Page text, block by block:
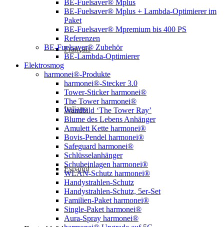
Français
Italiano
Español
BE-Fuelsaver® Mplus
BE-Fuelsaver® Mplus + Lambda-Optimierer im
Paket
BE-Fuelsaver® Mpremium bis 400 PS
Referenzen
BE-Fuelsaver® Zubehör
BE-Lambda-Optimierer
Elektrosmog
harmonei®-Produkte
harmonei®-Stecker 3.0
Tower-Sticker harmonei®
The Tower harmonei®
Wandbild ‘The Tower Ray’
Blume des Lebens Anhänger
Amulett Kette harmonei®
Bovis-Pendel harmonei®
Safeguard harmonei®
Schlüsselanhänger
Schuheinlagen harmonei®
WLAN-Schutz harmonei®
Handystrahlen-Schutz
Handystrahlen-Schutz, 5er-Set
Familien-Paket harmonei®
Single-Paket harmonei®
Aura-Spray harmonei®